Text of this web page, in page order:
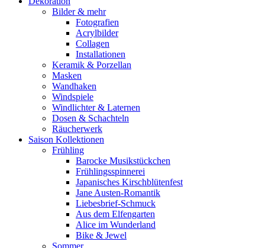
Bilder & mehr
Fotografien
Acrylbilder
Collagen
Installationen
Keramik & Porzellan
Masken
Wandhaken
Windspiele
Windlichter & Laternen
Dosen & Schachteln
Räucherwerk
Saison Kollektionen
Frühling
Barocke Musikstückchen
Frühlingsspinnerei
Japanisches Kirschblütenfest
Jane Austen-Romantik
Liebesbrief-Schmuck
Aus dem Elfengarten
Alice im Wunderland
Bike & Jewel
Sommer